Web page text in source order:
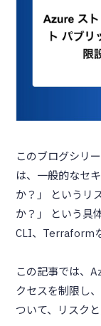
このブログシリ
は、一般的なセ
か？」 というリ
か？」 という具
CLI、Terraform
この記事では、
クセスを制限し
ついて、リスク